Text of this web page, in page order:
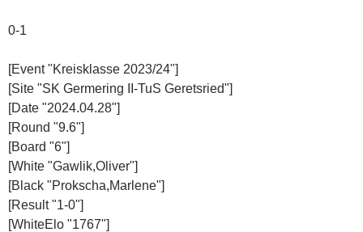
0-1
[Event "Kreisklasse 2023/24"]
[Site "SK Germering II-TuS Geretsried"]
[Date "2024.04.28"]
[Round "9.6"]
[Board "6"]
[White "Gawlik,Oliver"]
[Black "Prokscha,Marlene"]
[Result "1-0"]
[WhiteElo "1767"]